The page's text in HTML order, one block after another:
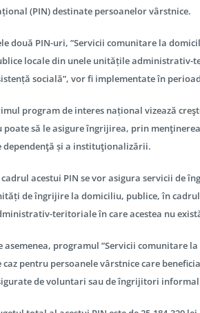
(PIN) destinate persoanelor vârstnice.
două PIN-uri, ”Servicii comunitare la
locale din unele unitățile administrativ-
socială”, vor fi implementate în
program de interes național vizează
poate să le asigure îngrijirea, prin
dependenţă și a instituţionalizării.
acestui PIN se vor asigura servicii de
de îngrijire la domiciliu, publice, în
teritoriale în care acestea nu
asemenea, programul ”Servicii comunitare
caz pentru persoanele vârstnice care
de voluntari sau de îngrijitori